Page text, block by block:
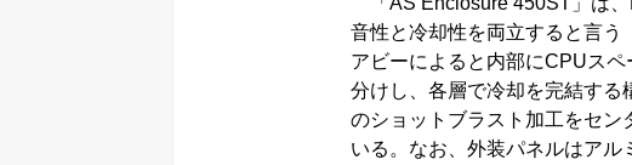
音性と冷却性を両立すると言う
アビーによると内部にCPUス
分けし、各層で冷却を完結する
のショットブラスト加工をセン
いる。なお、外装パネルはアル